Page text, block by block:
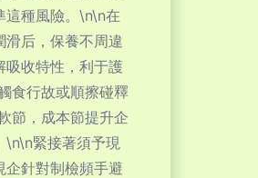
這種風險。\n\n在
后，保養不周違
吸收特性，利于護
食行故或順擦碰釋
節，成本節提升企
\n\n緊接著須予現
針對制檢頻手避